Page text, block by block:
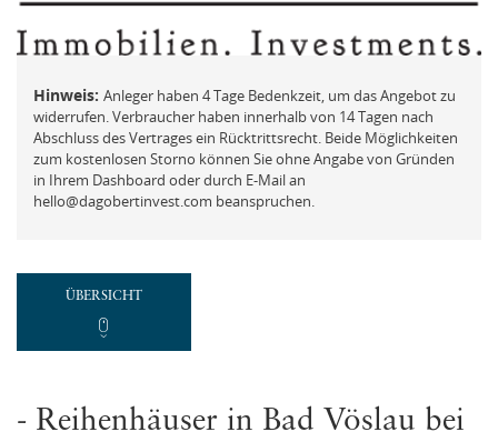
Vermögensberatung
Beschwerde Passwort vergessen und ändern
REGISTRIEREN
NEUEN ACCOUNT ANLEGEN
Mit der ich.app registrieren
Hinweis: Anleger haben 4 Tage Bedenkzeit, um das Angebot zu
widerrufen. Verbraucher haben innerhalb von 14 Tagen nach
Abschluss des Vertrages ein Rücktrittsrecht. Beide Möglichkeiten
zum kostenlosen Storno können Sie ohne Angabe von Gründen
in Ihrem Dashboard oder durch E-Mail an
hello@dagobertinvest.com beanspruchen.
ÜBERSICHT
- Reihenhäuser in Bad Vöslau bei